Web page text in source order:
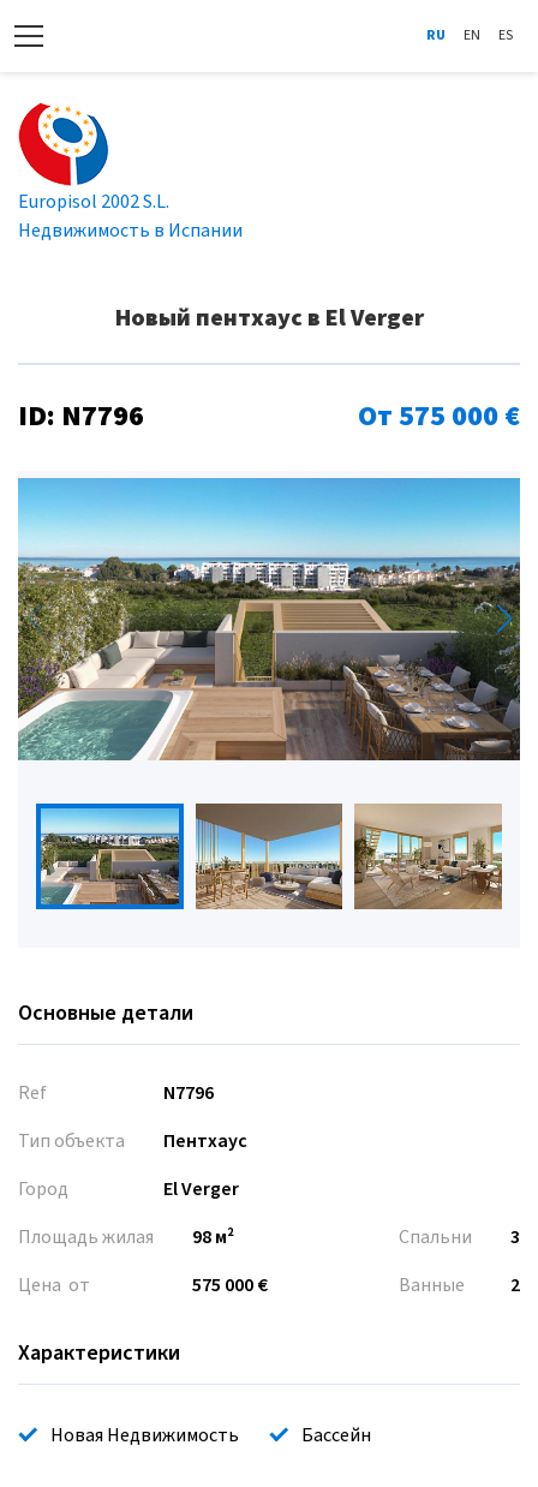
RU EN ES
Europisol 2002 S.L.
Недвижимость в Испании
Новый пентхаус в El Verger
ID: N7796 От 575 000 €
Основные детали
Ref
N7796
Тип объекта
Пентхаус
Город
El Verger
Площадь жилая
98 м²
Цена от
575 000 €
Спальни
3
Ванные
2
Характеристики
Новая Недвижимость Бассейн